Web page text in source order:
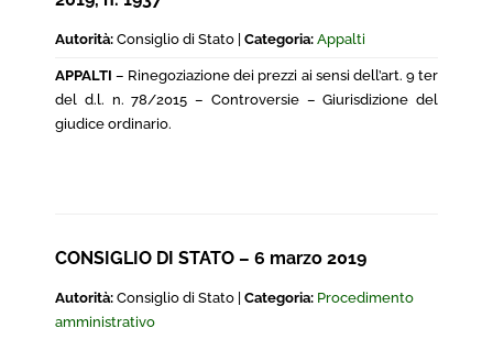
Autorità: Consiglio di Stato | Categoria: Appalti
APPALTI– Rinegoziazione dei prezzi ai sensi dell’art. 9 ter
del d.l. n. 78/2015 – Controversie – Giurisdizione del
giudice ordinario.
CONSIGLIO DI STATO – 6 marzo 2019
Autorità: Consiglio di Stato | Categoria: Procedimento
amministrativo